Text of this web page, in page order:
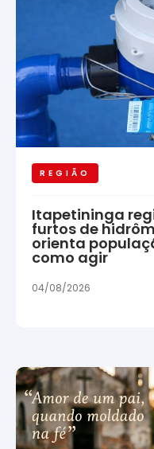
REGIÃO
Itapetininga
furtos de
orienta
como agir
04/08/2026